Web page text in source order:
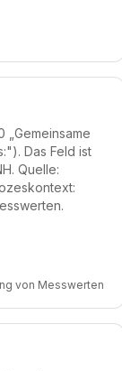
„Gemeinsame
Das Feld ist
Quelle:
von Messwerten